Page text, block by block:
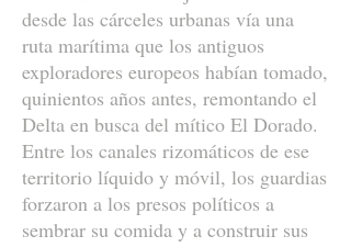
desde las cárceles urbanas vía una
ruta marítima que los antiguos
exploradores europeos habían tomado,
quinientos años antes, remontando el
Delta en busca del mítico El Dorado.
Entre los canales rizomáticos de ese
territorio líquido y móvil, los guardias
forzaron a los presos políticos a
sembrar su comida y a construir sus